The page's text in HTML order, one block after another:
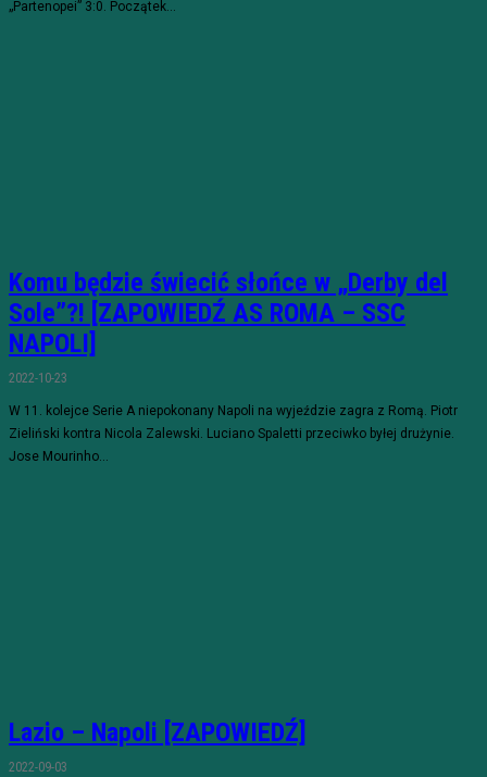
„Partenopei” 3:0. Początek...
Komu będzie świecić słońce w „Derby del
Sole”?! [ZAPOWIEDŹ AS ROMA – SSC
NAPOLI]
2022-10-23
W 11. kolejce Serie A niepokonany Napoli na wyjeździe zagra z Romą. Piotr
Zieliński kontra Nicola Zalewski. Luciano Spaletti przeciwko byłej drużynie.
Jose Mourinho...
Lazio – Napoli [ZAPOWIEDŹ]
2022-09-03